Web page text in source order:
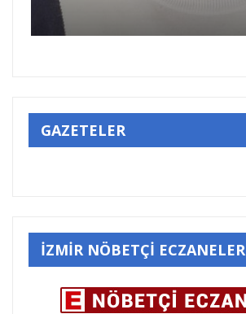
GAZETELER
İZMİR NÖBETÇİ ECZANELER